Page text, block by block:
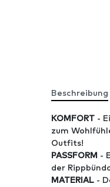
Beschreibung
KOMFORT -
zum
Outfits!
PASSFORM -
der
MATERIAL -